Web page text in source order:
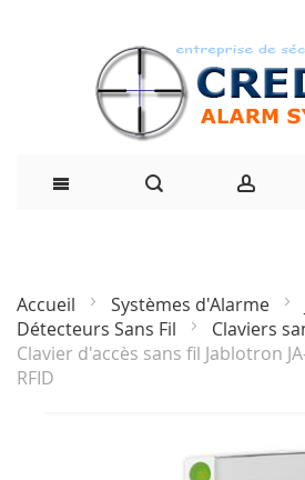
Accueil Systèmes d'Alarme
Détecteurs Sans Fil
Claviers
Clavier d'accès sans fil Jablotron
RFID